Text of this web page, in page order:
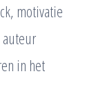
motivatie
in het